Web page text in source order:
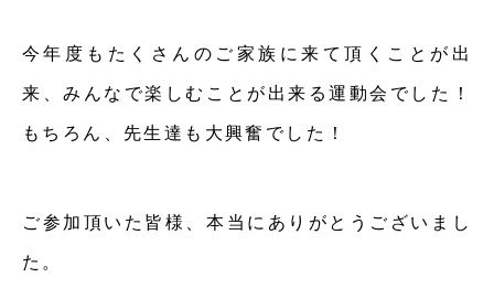
今年度もたくさんのご家族に来て頂くことが出
来、みんなで楽しむことが出来る運動会でした！
もちろん、先生達も大興奮でした！
ご参加頂いた皆様、本当にありがとうございまし
た。